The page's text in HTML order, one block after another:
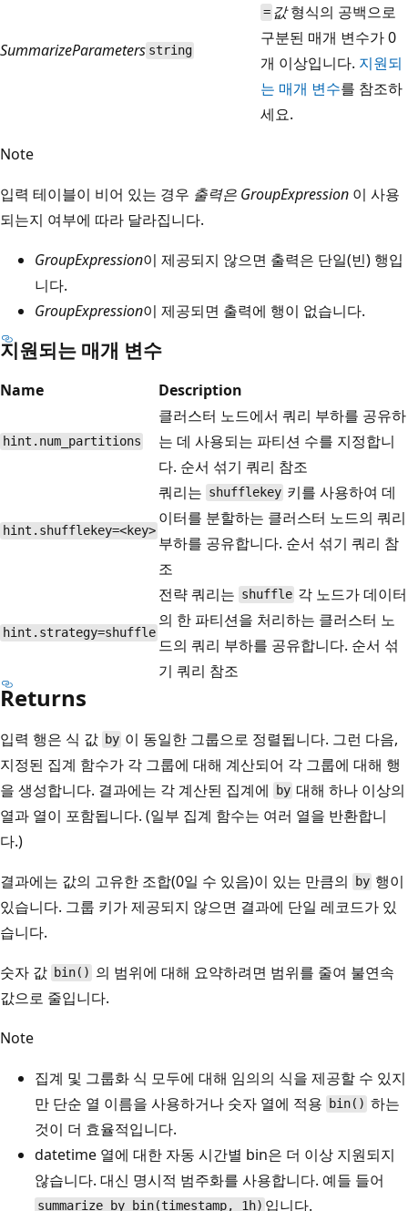
SummarizeParameters string
= 값형식의 공백으로
구분된 매개 변수가 0
개 이상입니다. 지원되
는 매개 변수를 참조하
세요.
Note
입력 테이블이 비어 있는 경우 출력은 GroupExpression 이 사용
되는지 여부에 따라 달라집니다.
GroupExpression이 제공되지 않으면 출력은 단일(빈) 행입
니다.
GroupExpression이 제공되면 출력에 행이 없습니다.
지원되는 매개 변수
Name Description
hint.num_partitions
클러스터 노드에서 쿼리 부하를 공유하
는 데 사용되는 파티션 수를 지정합니
다. 순서 섞기 쿼리 참조
hint.shufflekey=<key>
쿼리는 shufflekey 키를 사용하여 데
이터를 분할하는 클러스터 노드의 쿼리
부하를 공유합니다. 순서 섞기 쿼리 참
조
hint.strategy=shuffle
전략 쿼리는 shuffle 각 노드가 데이터
의 한 파티션을 처리하는 클러스터 노
드의 쿼리 부하를 공유합니다. 순서 섞
기 쿼리 참조
Returns
입력 행은 식 값 by 이 동일한 그룹으로 정렬됩니다. 그런 다음,
지정된 집계 함수가 각 그룹에 대해 계산되어 각 그룹에 대해 행
을 생성합니다. 결과에는 각 계산된 집계에
by 대해 하나 이상의
열과 열이 포함됩니다. (일부 집계 함수는 여러 열을 반환합니
다.)
결과에는 값의 고유한 조합(0일 수 있음)이 있는 만큼의
by 행이
있습니다. 그룹 키가 제공되지 않으면 결과에 단일 레코드가 있
습니다.
숫자 값 bin() 의 범위에 대해 요약하려면 범위를 줄여 불연속
값으로 줄입니다.
Note
집계 및 그룹화 식 모두에 대해 임의의 식을 제공할 수 있지
만 단순 열 이름을 사용하거나 숫자 열에 적용
bin() 하는
것이 더 효율적입니다.
datetime 열에 대한 자동 시간별 bin은 더 이상 지원되지
않습니다. 대신 명시적 범주화를 사용합니다. 예들 들어
summarize by bin(timestamp, 1h) 입니다.